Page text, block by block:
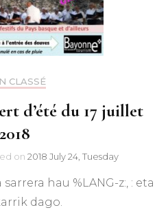
CLASSÉ
d’été du 17 juillet
2018
on 2018 July 24, Tuesday
hau %LANG-z:, : eta
dago.